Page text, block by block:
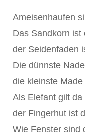
Ameisenhaufen
Das Sandkorn ist
der Seidenfaden
Die dünnste
die kleinste
Als Elefant gilt da
der Fingerhut ist
Wie Fenster sind